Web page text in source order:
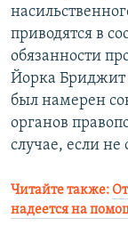
приводятся в
обязанности
Йорка Бриджит
был намерен
органов
случае, если
Читайте также:
надеется на